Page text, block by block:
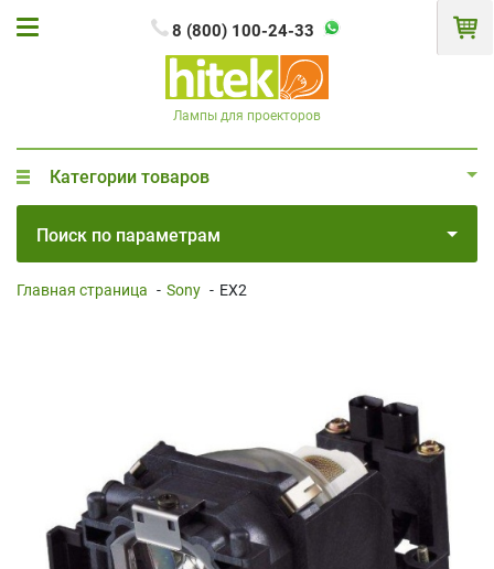
8 (800) 100-24-33
Лампы для проекторов
Категории товаров
Поиск по параметрам
Главная страница - Sony - EX2